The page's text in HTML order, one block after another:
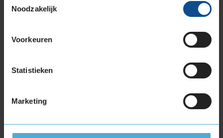
Noodzakelijk
Voorkeuren
Statistieken
Marketing
265/35R19 98Y EXTRALOAD
265/35R19 98Y EXTRALOAD
275/35R19 100Y EXTRALOAD